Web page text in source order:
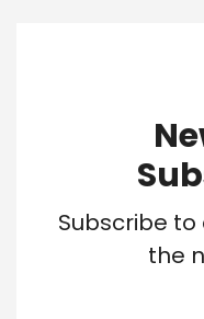
Subscribe
the